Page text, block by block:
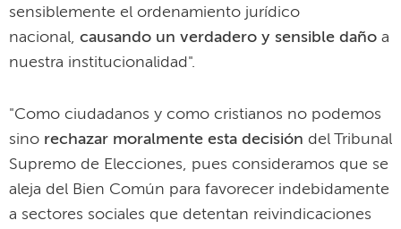
sensiblemente el ordenamiento jurídico
nacional, causando un verdadero y sensible daño a
nuestra institucionalidad".
"Como ciudadanos y como cristianos no podemos
sino rechazar moralmente esta decisión del Tribunal
Supremo de Elecciones, pues consideramos que se
aleja del Bien Común para favorecer indebidamente
a sectores sociales que detentan reivindicaciones